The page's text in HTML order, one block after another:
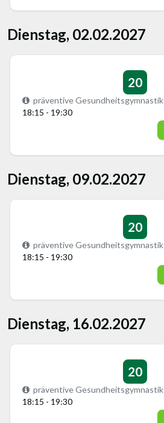
Dienstag, 02.02.2027
20
präventive Gesundheitsgymnastik
18:15 - 19:30
Dienstag, 09.02.2027
20
präventive Gesundheitsgymnastik
18:15 - 19:30
Dienstag, 16.02.2027
20
präventive Gesundheitsgymnastik
18:15 - 19:30